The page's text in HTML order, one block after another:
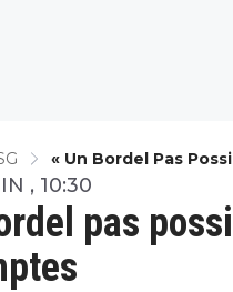
« Un Bordel Pas
pas
, 10:30